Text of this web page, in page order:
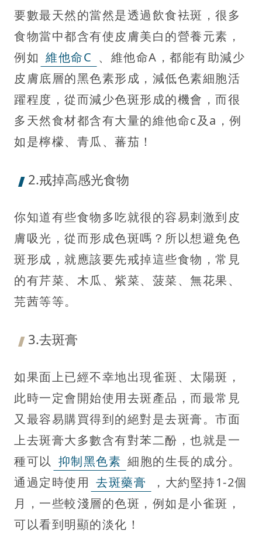
要數最天然的當然是透過飲食袪斑，很多
食物當中都含有使皮膚美白的營養元素，
例如 維他命C 、維他命A，都能有助減少
皮膚底層的黑色素形成，減低色素細胞活
躍程度，從而減少色斑形成的機會，而很
多天然食材都含有大量的維他命c及a，例
如是檸檬、青瓜、蕃茄！
2.戒掉高感光食物
你知道有些食物多吃就很的容易刺激到皮
膚吸光，從而形成色斑嗎？所以想避免色
斑形成，就應該要先戒掉這些食物，常見
的有芹菜、木瓜、紫菜、菠菜、無花果、
芫茜等等。
3.去斑膏
如果面上已經不幸地出現雀斑、太陽斑，
此時一定會開始使用去斑產品，而最常見
又最容易購買得到的絕對是去斑膏。市面
上去斑膏大多數含有對苯二酚，也就是一
種可以 抑制黑色素 細胞的生長的成分。
通過定時使用 去斑藥膏
，大約堅持1-2個
月，一些較淺層的色斑，例如是小雀斑，
可以看到明顯的淡化！